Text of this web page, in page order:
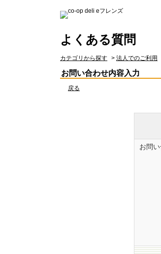
よくある質問
カテゴリから探す > 法人でのご利用
お問い合わせ内容入力
戻る
お問